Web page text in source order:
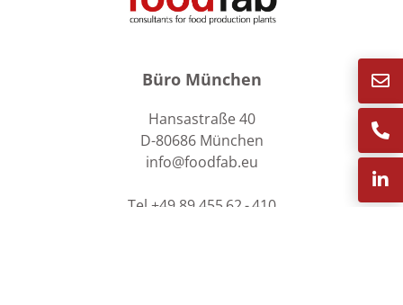
Büro München
Hansastraße 40
D-80686 München
info@foodfab.eu
Tel +49 89 455 62 - 410